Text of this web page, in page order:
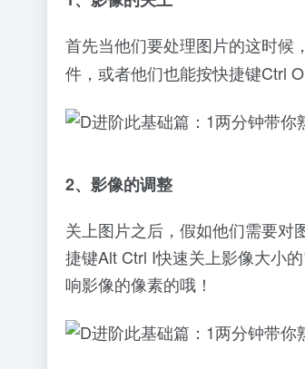
首先当他们要处理图片的这时候
件，或者他们也能按快捷键Ctrl
2、影像的调整
关上图片之后，假如他们需要
捷键Alt Ctrl I快速关上影像大小
响影像的像素的哦！